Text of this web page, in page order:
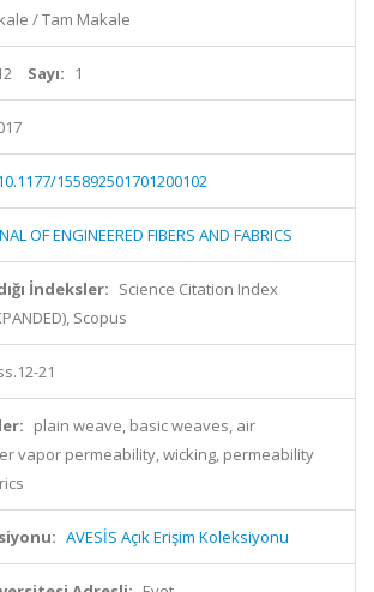
/ Tam Makale
Sayı: 1
155892501701200102
OF ENGINEERED FIBERS AND FABRICS
İndeksler: Science Citation Index
Scopus
21
plain weave, basic weaves, air
vapor permeability, wicking, permeability
AVESİS Açık Erişim Koleksiyonu